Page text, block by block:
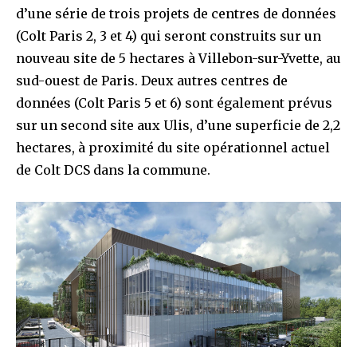
d’une série de trois projets de centres de données
(Colt Paris 2, 3 et 4) qui seront construits sur un
nouveau site de 5 hectares à Villebon-sur-Yvette, au
sud-ouest de Paris. Deux autres centres de
données (Colt Paris 5 et 6) sont également prévus
sur un second site aux Ulis, d’une superficie de 2,2
hectares, à proximité du site opérationnel actuel
de Colt DCS dans la commune.